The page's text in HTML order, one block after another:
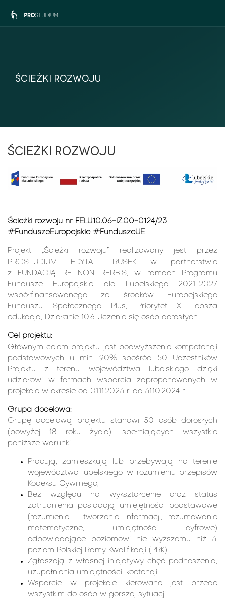
Ścieżki rozwoju
Ścieżki rozwoju
Ścieżki rozwoju nr FELU.10.06-IZ.00-0124/23
#FunduszeEuropejskie #FunduszeUE
Projekt „Ścieżki rozwoju” realizowany jest przez
PROSTUDIUM EDYTA TRUSEK w partnerstwie
z FUNDACJĄ RE NON RERBIS, w ramach Programu
Fundusze Europejskie dla Lubelskiego 2021-2027
współfinansowanego ze środków Europejskiego
Funduszu Społecznego Plus, Priorytet X Lepsza
edukacja, Działanie 10.6 Uczenie się osób dorosłych.
Cel projektu:
Głównym celem projektu jest podwyższenie kompetencji
podstawowych u min. 90% spośród 50 Uczestników
Projektu z terenu województwa lubelskiego dzięki
udziałowi w formach wsparcia zaproponowanych w
projekcie w okresie od 01.11.2023 r. do 31.10.2024 r.
Grupa docelowa:
Grupę docelową projektu stanowi 50 osób dorosłych
(powyżej 18 roku życia), spełniających wszystkie
poniższe warunki:
Pracują, zamieszkują lub przebywają na terenie
województwa lubelskiego w rozumieniu przepisów
Kodeksu Cywilnego,
Bez względu na wykształcenie oraz status
zatrudnienia posiadają umiejętności podstawowe
(rozumienie i tworzenie informacji, rozumowanie
matematyczne, umiejętności cyfrowe)
odpowiadające poziomowi nie wyższemu niż 3.
poziom Polskiej Ramy Kwalifikacji (PRK),
Zgłaszają z własnej inicjatywy chęć podnoszenia,
uzupełnienia umiejętności, koetencji.
Wsparcie w projekcie kierowane jest przede
wszystkim do osób w gorszej sytuacji: